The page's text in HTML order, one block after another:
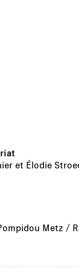
et Élodie
Metz /